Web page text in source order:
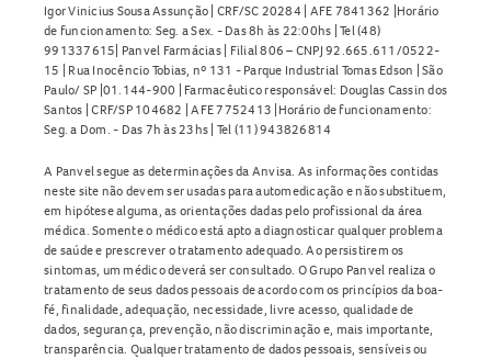
Igor Vinicius Sousa Assunção | CRF/SC 20284 | AFE 7841362 |Horário
de funcionamento: Seg. a Sex. - Das 8h às 22:00hs | Tel (48)
991337615| Panvel Farmácias | Filial 806 – CNPJ 92.665.611/0522-
15 | Rua Inocêncio Tobias, nº 131 - Parque Industrial Tomas Edson | São
Paulo/ SP |01.144-900 | Farmacêutico responsável: Douglas Cassin dos
Santos | CRF/SP 104682 | AFE 7752413 |Horário de funcionamento:
Seg. a Dom. - Das 7h às 23hs | Tel (11) 943826814
A Panvel segue as determinações da Anvisa. As informações contidas
neste site não devem ser usadas para automedicação e não substituem,
em hipótese alguma, as orientações dadas pelo profissional da área
médica. Somente o médico está apto a diagnosticar qualquer problema
de saúde e prescrever o tratamento adequado. Ao persistirem os
sintomas, um médico deverá ser consultado. O Grupo Panvel realiza o
tratamento de seus dados pessoais de acordo com os princípios da boa-
fé, finalidade, adequação, necessidade, livre acesso, qualidade de
dados, segurança, prevenção, não discriminação e, mais importante,
transparência. Qualquer tratamento de dados pessoais, sensíveis ou